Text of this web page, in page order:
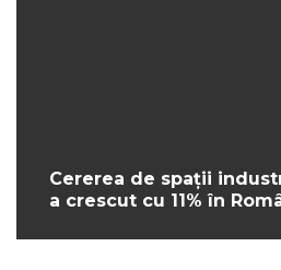
Cererea de spații
a crescut cu 11% în